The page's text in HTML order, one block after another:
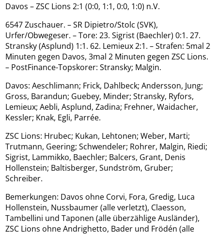
Davos – ZSC Lions 2:1 (0:0, 1:1, 0:0, 1:0) n.V.
6547 Zuschauer. – SR Dipietro/Stolc (SVK),
Urfer/Obwegeser. – Tore: 23. Sigrist (Baechler) 0:1. 27.
Stransky (Asplund) 1:1. 62. Lemieux 2:1. – Strafen: 5mal 2
Minuten gegen Davos, 3mal 2 Minuten gegen ZSC Lions.
– PostFinance-Topskorer: Stransky; Malgin.
Davos: Aeschlimann; Frick, Dahlbeck; Andersson, Jung;
Gross, Barandun; Guebey, Minder; Stransky, Ryfors,
Lemieux; Aebli, Asplund, Zadina; Frehner, Waidacher,
Kessler; Knak, Egli, Parrée.
ZSC Lions: Hrubec; Kukan, Lehtonen; Weber, Marti;
Trutmann, Geering; Schwendeler; Rohrer, Malgin, Riedi;
Sigrist, Lammikko, Baechler; Balcers, Grant, Denis
Hollenstein; Baltisberger, Sundström, Gruber;
Schreiber.
Bemerkungen: Davos ohne Corvi, Fora, Gredig, Luca
Hollenstein, Nussbaumer (alle verletzt), Claesson,
Tambellini und Taponen (alle überzählige Ausländer),
ZSC Lions ohne Andrighetto, Bader und Frödén (alle